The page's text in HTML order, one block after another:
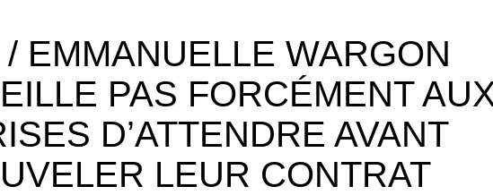
EMMANUELLE WARGON
PAS FORCÉMENT
D’ATTENDRE AVANT
LEUR CONTRAT